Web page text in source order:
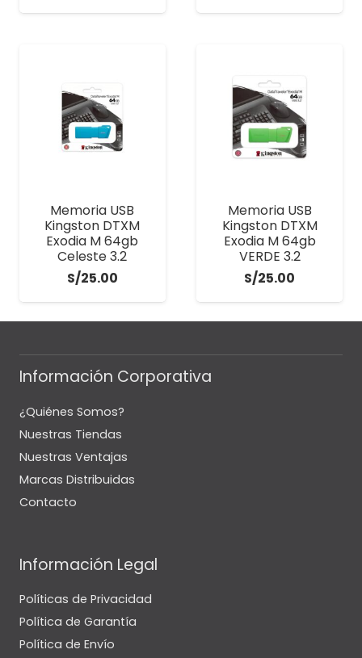
Memoria USB
Kingston DTXM
Exodia M 64gb
Celeste 3.2
S/25.00
Memoria USB
Kingston DTXM
Exodia M 64gb
VERDE 3.2
S/25.00
Información Corporativa
¿Quiénes Somos?
Nuestras Tiendas
Nuestras Ventajas
Marcas Distribuidas
Contacto
Información Legal
Políticas de Privacidad
Política de Garantía
Política de Envío